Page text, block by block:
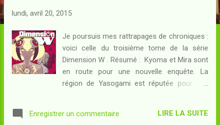
lundi, avril 20, 2015
Je poursuis mes rattrapages de chroniques :
voici celle du troisième tome de la série
Dimension W . Résumé : Kyoma et Mira sont
en route pour une nouvelle enquête. La
région de Yasogami est réputée pour ses
conduit leur commanditaire à s'y intéresser...
Enregistrer un commentaire LIRE LA SUITE